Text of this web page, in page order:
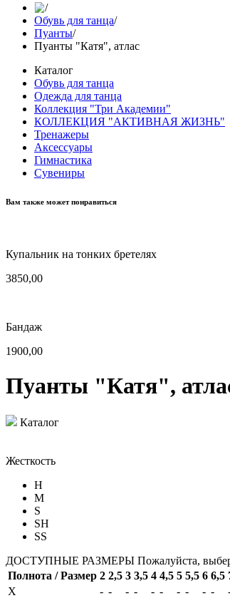
/
Обувь для танца/
Пуанты/
Пуанты "Катя", атлас
Каталог
Обувь для танца
Одежда для танца
Коллекция "Три Академии"
КОЛЛЕКЦИЯ "АКТИВНАЯ ЖИЗНЬ"
Тренажеры
Аксессуары
Гимнастика
Сувениры
Вам также может понравиться
Купальник на тонких бретелях
3850,00
Бандаж
1900,00
Пуанты "Катя",
Каталог
Жесткость
H
M
S
SH
SS
ДОСТУПНЫЕ РАЗМЕРЫ Пожалуйста,
Полнота / Размер 2 2,5 3 3,5 4 4,5 5 5,5 6 6,5
X
- - - - - - - - - -